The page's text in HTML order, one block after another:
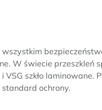
W świecie przeszkleń
szkło laminowane.
ochrony.